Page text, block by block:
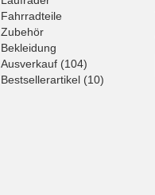
Fahrradteile
Zubehör
Bekleidung
Ausverkauf (104)
Bestsellerartikel (10)